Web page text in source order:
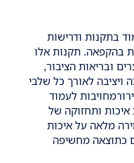
בתקנות ודרישות
בהקפאה. תקנות אלו
ובריאות הציבור,
ויציבה לאורך כל שלבי
לעמוד
ותחזוקה של
מלאה על איכות
כתוצאה מחשיפה